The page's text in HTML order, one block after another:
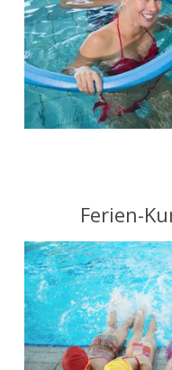
Ferien-